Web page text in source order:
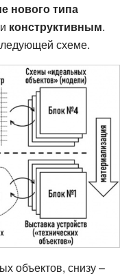
нового типа
конструктивным.
схеме.
объектов, снизу –